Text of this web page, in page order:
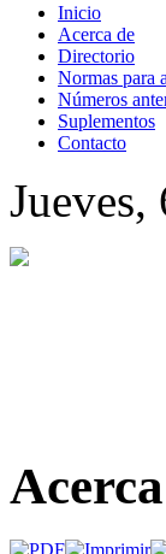
Inicio
Acerca de
Directorio
Normas para
Números
Suplementos
Contacto